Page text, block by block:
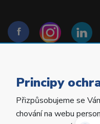
Copyright © 2022
Principy
Přizpůsobujeme se
chování na webu